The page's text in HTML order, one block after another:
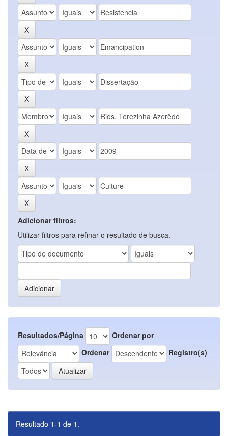
Adicionar filtros:
Utilizar filtros para refinar o resultado de busca.
Resultados/Página
Ordenar por
Ordenar
Registro(s)
Resultado 1-1 de 1.